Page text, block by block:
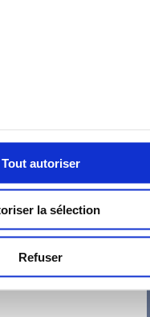
Tout autoriser
la sélection
Refuser
IDAN